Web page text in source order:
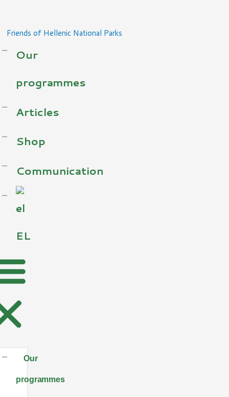
content
Friends of Hellenic National Parks
Our
programmes
Articles
Shop
Communication
EL
Our
programmes